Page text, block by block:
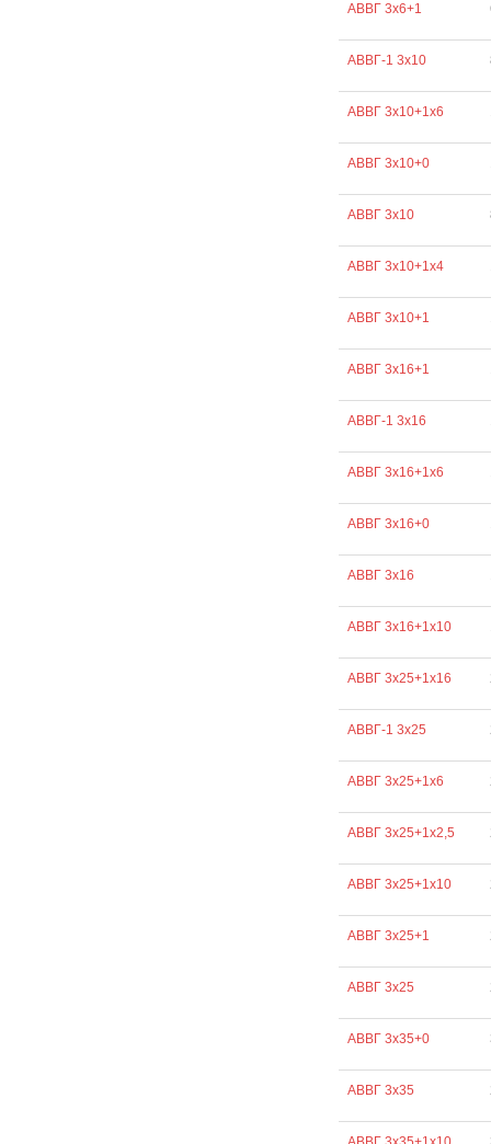
АВВГ 3х6+1
АВВГ-1 3х10
АВВГ 3х10+1х6
АВВГ 3х10+0
АВВГ 3х10
АВВГ 3х10+1х4
АВВГ 3х10+1
АВВГ 3х16+1
АВВГ-1 3х16
АВВГ 3х16+1х6
АВВГ 3х16+0
АВВГ 3х16
АВВГ 3х16+1х10
АВВГ 3х25+1х16
АВВГ-1 3х25
АВВГ 3х25+1х6
АВВГ 3х25+1х2,5
АВВГ 3х25+1х10
АВВГ 3х25+1
АВВГ 3х25
АВВГ 3х35+0
АВВГ 3х35